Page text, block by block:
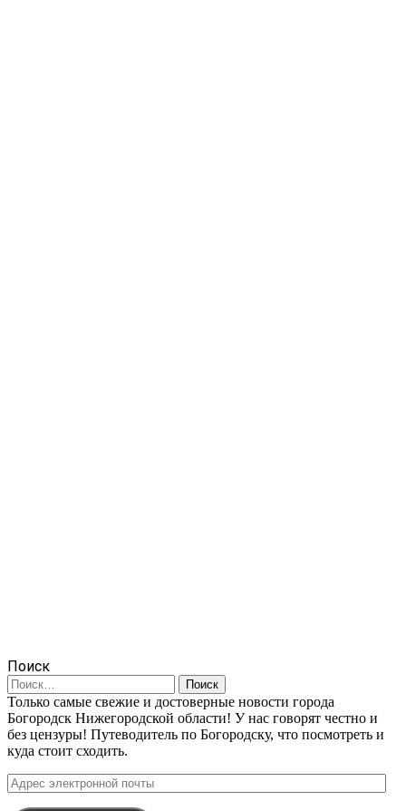
Поиск
Найти:
Только самые свежие и достоверные новости города
Богородск Нижегородской области! У нас говорят честно и
без цензуры! Путеводитель по Богородску, что посмотреть и
куда стоит сходить.
Адрес
электронной